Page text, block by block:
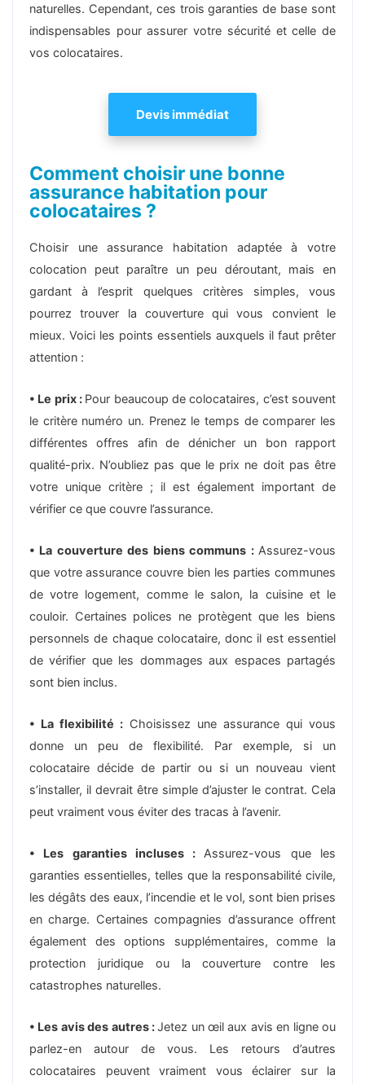
naturelles. Cependant, ces trois garanties de base sont
indispensables pour assurer votre sécurité et celle de
vos colocataires.
Devis immédiat
Comment choisir une bonne
assurance habitation pour
colocataires ?
Choisir une assurance habitation adaptée à votre
colocation peut paraître un peu déroutant, mais en
gardant à l’esprit quelques critères simples, vous
pourrez trouver la couverture qui vous convient le
mieux. Voici les points essentiels auxquels il faut prêter
attention :
• Le prix : Pour beaucoup de colocataires, c’est souvent
le critère numéro un. Prenez le temps de comparer les
différentes offres afin de dénicher un bon rapport
qualité-prix. N’oubliez pas que le prix ne doit pas être
votre unique critère ; il est également important de
vérifier ce que couvre l’assurance.
• La couverture des biens communs : Assurez-vous
que votre assurance couvre bien les parties communes
de votre logement, comme le salon, la cuisine et le
couloir. Certaines polices ne protègent que les biens
personnels de chaque colocataire, donc il est essentiel
de vérifier que les dommages aux espaces partagés
sont bien inclus.
• La flexibilité : Choisissez une assurance qui vous
donne un peu de flexibilité. Par exemple, si un
colocataire décide de partir ou si un nouveau vient
s’installer, il devrait être simple d’ajuster le contrat. Cela
peut vraiment vous éviter des tracas à l’avenir.
• Les garanties incluses :Assurez-vous que les
garanties essentielles, telles que la responsabilité civile,
les dégâts des eaux, l’incendie et le vol, sont bien prises
en charge. Certaines compagnies d’assurance offrent
également des options supplémentaires, comme la
protection juridique ou la couverture contre les
catastrophes naturelles.
• Les avis des autres :Jetez un œil aux avis en ligne ou
parlez-en autour de vous. Les retours d’autres
colocataires peuvent vraiment vous éclairer sur la